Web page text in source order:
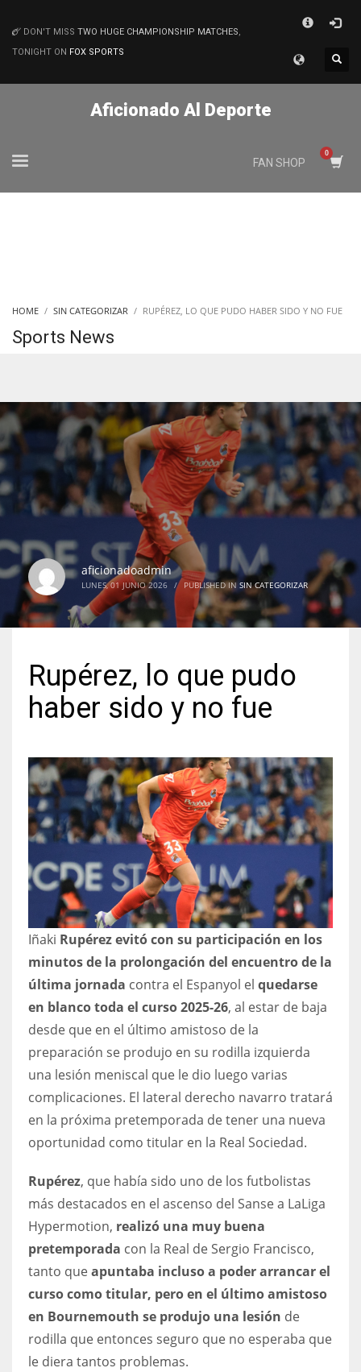
MATCHES
3
ATL
24
IND
34
MIN
6
20
NE
16
OAK
19
DON'T MISS TWO HUGE CHAMPIONSHIP MATCHES,
TONIGHT ON FOX SPORTS
Aficionado Al Deporte
FAN SHOP
HOME SIN CATEGORIZAR RUPÉREZ, LO QUE PUDO HABER SIDO Y NO FUE
Sports News
aficionadoadmin
LUNES, 01 JUNIO 2026 / PUBLISHED INSIN CATEGORIZAR
Rupérez, lo que pudo
haber sido y no fue
Iñaki Rupérez evitó con su participación en los
minutos de la prolongación del encuentro de la
última jornada contra el Espanyol el quedarse
en blanco toda el curso 2025-26, al estar de baja
desde que en el último amistoso de la
preparación se produjo en su rodilla izquierda
una lesión meniscal que le dio luego varias
complicaciones. El lateral derecho navarro tratará
en la próxima pretemporada de tener una nueva
oportunidad como titular en la Real Sociedad.
Rupérez, que había sido uno de los futbolistas
más destacados en el ascenso del Sanse a LaLiga
Hypermotion, realizó una muy buena
pretemporada con la Real de Sergio Francisco,
tanto queapuntaba incluso a poder arrancar el
curso como titular, pero en el último amistoso
en Bournemouth se produjo una lesión de
rodilla que entonces seguro que no esperaba que
le diera tantos problemas.